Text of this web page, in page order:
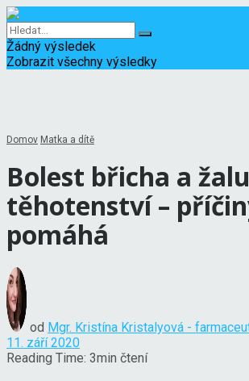
Žádný výsledek
Zobrazit všechny výsledky
Domov Matka a dítě
Bolest břicha a
těhotenství –
pomáhá
od Mgr. Kristína Kristalyová -
11. září 2020
Reading Time: 3min čtení